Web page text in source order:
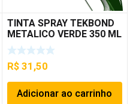
TINTA SPRAY TEKBOND
METALICO VERDE 350 ML
R$31,50
Adicionar ao carrinho